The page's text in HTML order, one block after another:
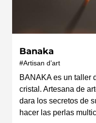
Banaka
Artisan d’art
BANAKA es un taller
cristal. Artesana de
dara los secretos de
hacer las perlas